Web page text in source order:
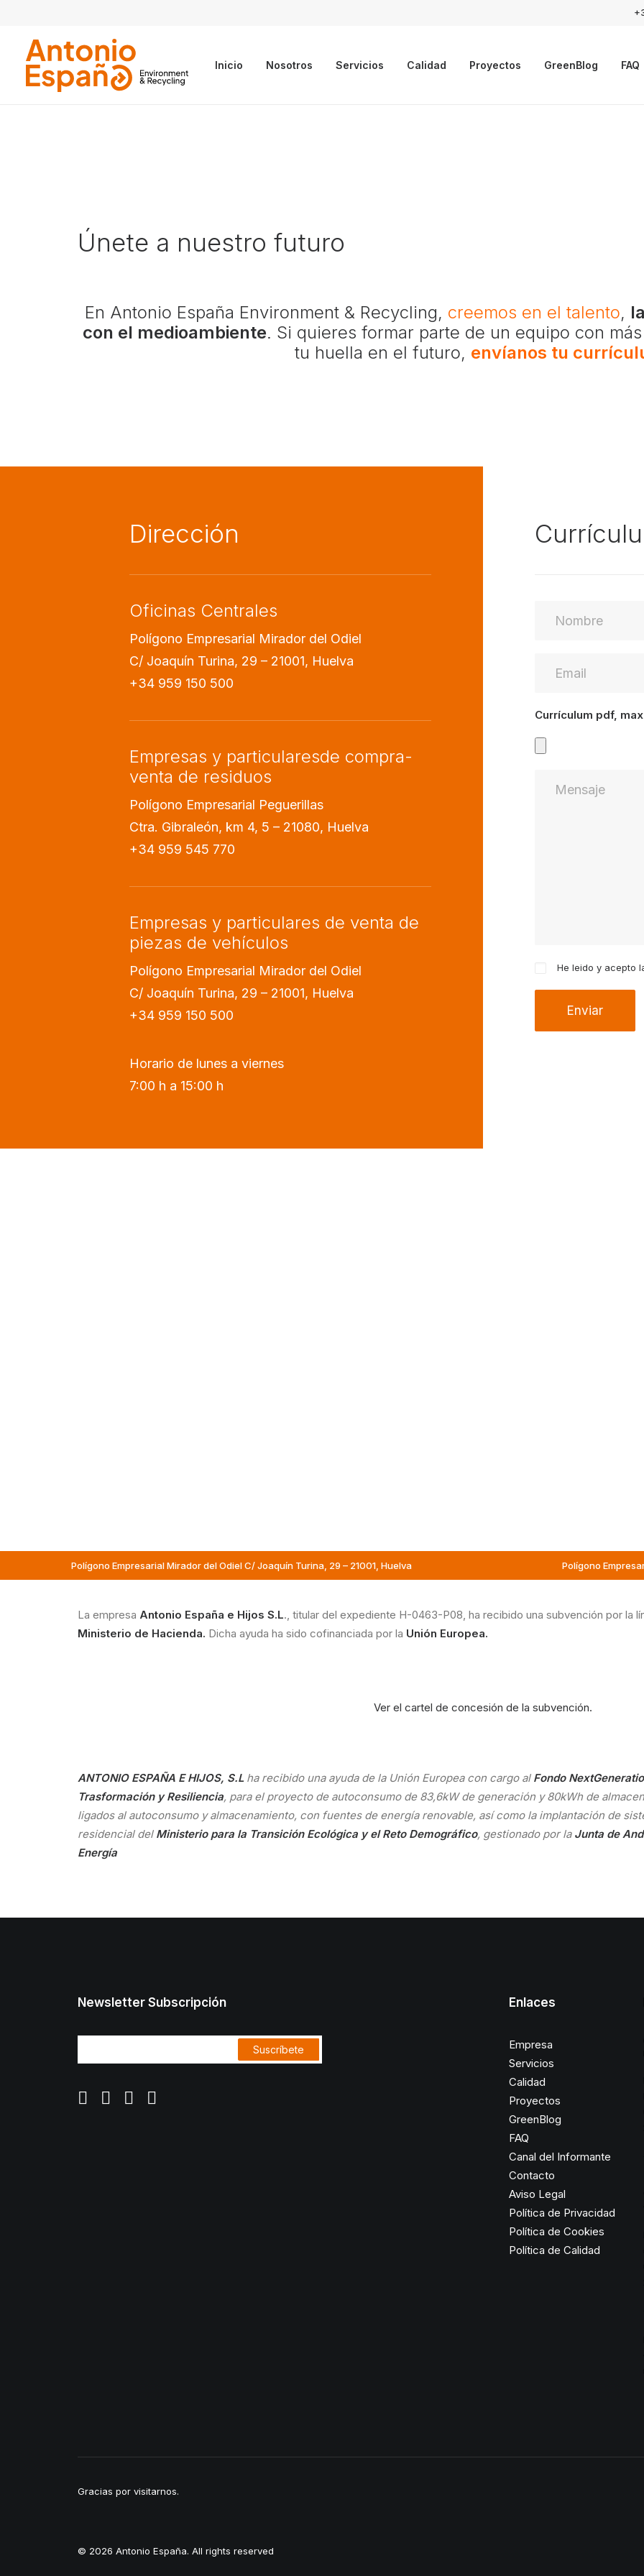
Inicio Nosotros Servicios Calidad Proyectos GreenBlog FAQ
Únete a nuestro futuro
En Antonio España Environment & Recycling, creemos en el talento,
con el medioambiente. Si quieres formar parte de un equipo con
tu huella en el futuro, envíanos tu
Dirección
Oficinas Centrales
Polígono Empresarial Mirador del Odiel
C/ Joaquín Turina, 29 – 21001, Huelva
+34 959 150 500
Empresas y particularesde compra-
venta de residuos
Polígono Empresarial Peguerillas
Ctra. Gibraleón, km 4, 5 – 21080, Huelva
+34 959 545 770
Empresas y particulares de venta de
piezas de vehículos
Polígono Empresarial Mirador del Odiel
C/ Joaquín Turina, 29 – 21001, Huelva
+34 959 150 500
Horario de lunes a viernes
7:00 h a 15:00 h
Currículum pdf, max
He leido y acepto
Polígono Empresarial Mirador del Odiel C/ Joaquín Turina, 29 – 21001, Huelva Polígono
La empresa Antonio España e Hijos S.L., titular del expediente H-0463-P08, ha recibido una subvención por la
Ministerio de Hacienda. Dicha ayuda ha sido cofinanciada por la Unión Europea.
Ver el cartel de concesión de la subvención.
ANTONIO ESPAÑA E HIJOS, S.Lha recibido una ayuda de la Unión Europea con cargo al Fondo
Trasformación y Resiliencia, para el proyecto de autoconsumo de 83,6kW de generación y 80kWh de
ligados al autoconsumo y almacenamiento, con fuentes de energía renovable, así como la implantación de
residencial del Ministerio para la Transición Ecológica y el Reto Demográfico, gestionado por la Junta de
Energía
Newsletter Subscripción Enlaces
Empresa
Servicios
Calidad
Proyectos
GreenBlog
FAQ
Canal del Informante
Contacto
Aviso Legal
Política de Privacidad
Política de Cookies
Política de Calidad
Gracias por visitarnos.
© 2026 Antonio España. All rights reserved